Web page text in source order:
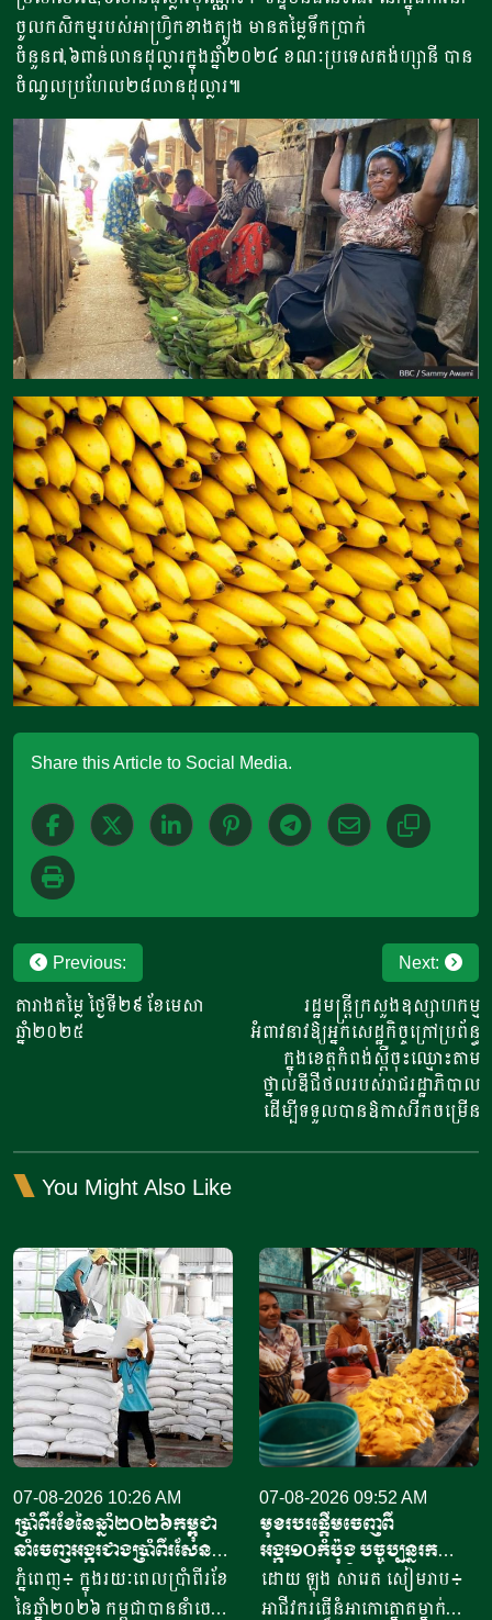
ចូលកសិកម្មរបស់អាហ្រ្វិកខាងត្បូង មានតម្លៃទឹកប្រាក់
ចំនួន៧,៦ពាន់លានដុល្លារក្នុងឆ្នាំ២០២៤ ខណៈប្រទេសតង់ហ្សានី បាន
ចំណូលប្រហែល២៨លានដុល្លារ៕
Share this Article to Social Media.
Post
navigation
Previous:
តារាងតម្លៃ ថ្ងៃទី២៩ ខែមេសា
ឆ្នាំ២០២៥
Next:
រដ្ឋមន្ត្រីក្រសួងឧស្សាហកម្ម
អំពាវនាវឱ្យអ្នកសេដ្ឋកិច្ចក្រៅប្រព័ន្ធ​
ក្នុងខេត្តកំពង់ស្ពឺចុះឈ្មោះតាម
ថ្នាលឌីជីថលរបស់រាជរដ្ឋាភិបាល
ដើម្បីទទួលបានឱកាសរីកចម្រើន
You Might Also Like
07-08-2026 10:26 AM
ប្រាំពីរខែនៃឆ្នាំ​២០២៦កម្ពុជា
នាំចេញអង្ករជាងប្រាំពីរសែន​
តោន គិតជាទឹកប្រាក់​
ជាង៤១៥លានដុល្លារ
ភ្នំពេញ៖ ក្នុងរយៈពេលប្រាំពីរខែ
នៃឆ្នាំ២០២៦ កម្ពុជាបាននាំចេញ
07-08-2026 09:52 AM
មុខរបរផ្តើមចេញពី
អង្ករ១០កំប៉ុង​ បច្ចុប្បន្ន​រក
ចំណូលបាន​ជិត១០លានរៀល
ក្នុងមួយថ្ងៃ
ដោយ ឡុង សារេត​ សៀមរាប៖ ​
អាជីវករ​​ធ្វើនំអាកោត្នោត​ម្នាក់